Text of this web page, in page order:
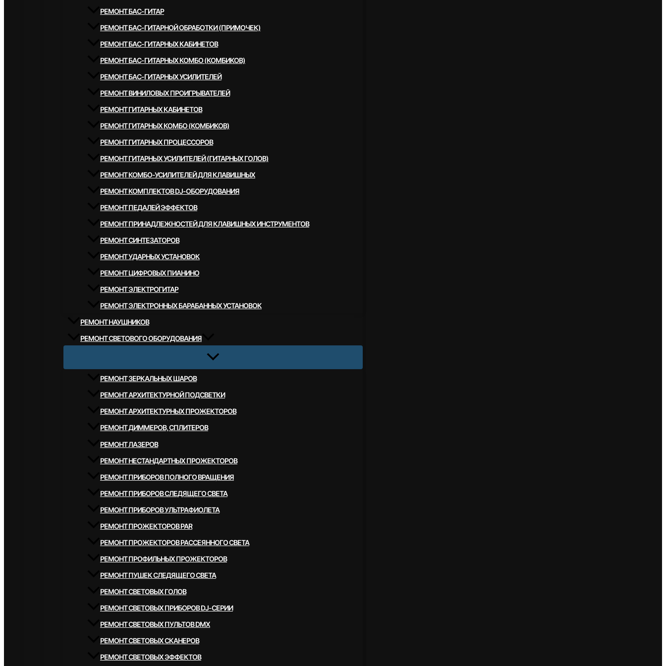
РЕМОНТ БАС-ГИТАР
РЕМОНТ БАС-ГИТАРНОЙ ОБРАБОТКИ (ПРИМОЧЕК)
РЕМОНТ БАС-ГИТАРНЫХ КАБИНЕТОВ
РЕМОНТ БАС-ГИТАРНЫХ КОМБО (КОМБИКОВ)
РЕМОНТ БАС-ГИТАРНЫХ УСИЛИТЕЛЕЙ
РЕМОНТ ВИНИЛОВЫХ ПРОИГРЫВАТЕЛЕЙ
РЕМОНТ ГИТАРНЫХ КАБИНЕТОВ
РЕМОНТ ГИТАРНЫХ КОМБО (КОМБИКОВ)
РЕМОНТ ГИТАРНЫХ ПРОЦЕССОРОВ
РЕМОНТ ГИТАРНЫХ УСИЛИТЕЛЕЙ (ГИТАРНЫХ ГОЛОВ)
РЕМОНТ КОМБО-УСИЛИТЕЛЕЙ ДЛЯ КЛАВИШНЫХ
РЕМОНТ КОМПЛЕКТОВ DJ-ОБОРУДОВАНИЯ
РЕМОНТ ПЕДАЛЕЙ ЭФФЕКТОВ
РЕМОНТ ПРИНАДЛЕЖНОСТЕЙ ДЛЯ КЛАВИШНЫХ ИНСТРУМЕНТОВ
РЕМОНТ СИНТЕЗАТОРОВ
РЕМОНТ УДАРНЫХ УСТАНОВОК
РЕМОНТ ЦИФРОВЫХ ПИАНИНО
РЕМОНТ ЭЛЕКТРОГИТАР
РЕМОНТ ЭЛЕКТРОННЫХ БАРАБАННЫХ УСТАНОВОК
РЕМОНТ НАУШНИКОВ
РЕМОНТ СВЕТОВОГО ОБОРУДОВАНИЯ
РЕМОНТ ЗЕРКАЛЬНЫХ ШАРОВ
РЕМОНТ АРХИТЕКТУРНОЙ ПОДСВЕТКИ
РЕМОНТ АРХИТЕКТУРНЫХ ПРОЖЕКТОРОВ
РЕМОНТ ДИММЕРОВ, СПЛИТЕРОВ
РЕМОНТ ЛАЗЕРОВ
РЕМОНТ НЕСТАНДАРТНЫХ ПРОЖЕКТОРОВ
РЕМОНТ ПРИБОРОВ ПОЛНОГО ВРАЩЕНИЯ
РЕМОНТ ПРИБОРОВ СЛЕДЯЩЕГО СВЕТА
РЕМОНТ ПРИБОРОВ УЛЬТРАФИОЛЕТА
РЕМОНТ ПРОЖЕКТОРОВ PAR
РЕМОНТ ПРОЖЕКТОРОВ РАССЕЯННОГО СВЕТА
РЕМОНТ ПРОФИЛЬНЫХ ПРОЖЕКТОРОВ
РЕМОНТ ПУШЕК СЛЕДЯЩЕГО СВЕТА
РЕМОНТ СВЕТОВЫХ ГОЛОВ
РЕМОНТ СВЕТОВЫХ ПРИБОРОВ DJ-СЕРИИ
РЕМОНТ СВЕТОВЫХ ПУЛЬТОВ DMX
РЕМОНТ СВЕТОВЫХ СКАНЕРОВ
РЕМОНТ СВЕТОВЫХ ЭФФЕКТОВ